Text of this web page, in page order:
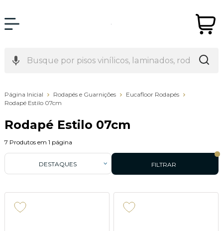
Página Inicial Rodapés e Guarnições
Eucafloor Rodapés
Rodapé Estilo 07cm
Rodapé Estilo 07cm
7 Produtos em 1 página
FILTRAR
DESTAQUES